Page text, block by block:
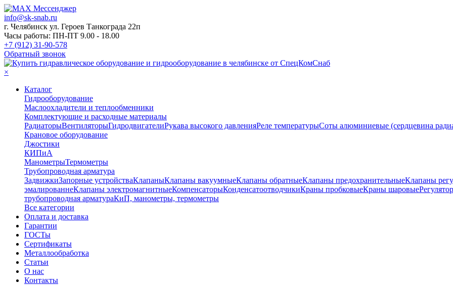
info@sk-snab.ru
г. Челябинск ул. Героев Танкограда 22п
Часы работы: ПН-ПТ 9.00 - 18.00
+7 (912) 31-90-578
Обратный звонок
×
Каталог
Гидрооборудование
Маслоохладители и теплообменники
Комплектующие и расходные материалы
РадиаторыВентиляторыГидродвигателиРукава высокого давленияРеле температурыСоты алюминиевые (сердцевина
Крановое оборудование
Джостики
КИПиА
МанометрыТермометры
Трубопроводная арматура
ЗадвижкиЗапорные устройстваКлапаныКлапаны вакуумныеКлапаны обратныеКлапаны предохранительныеКлапаны
эмалированнеКлапаны электромагнитныеКомпенсаторыКонденсатоотводчикиКраны пробковыеКраны шаровые
трубопроводная арматураКиП, манометры, термометры
Все категории
Оплата и доставка
Гарантии
ГОСТы
Сертификаты
Металлообработка
Статьи
О нас
Контакты